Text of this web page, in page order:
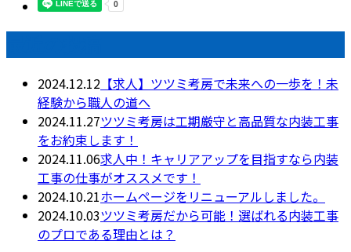
2024.12.12 【求人】ツツミ考房で未来への一歩を！未
経験から職人の道へ
2024.11.27ツツミ考房は工期厳守と高品質な内装工事
をお約束します！
2024.11.06求人中！キャリアアップを目指すなら内装
工事の仕事がオススメです！
2024.10.21ホームページをリニューアルしました。
2024.10.03ツツミ考房だから可能！選ばれる内装工事
のプロである理由とは？